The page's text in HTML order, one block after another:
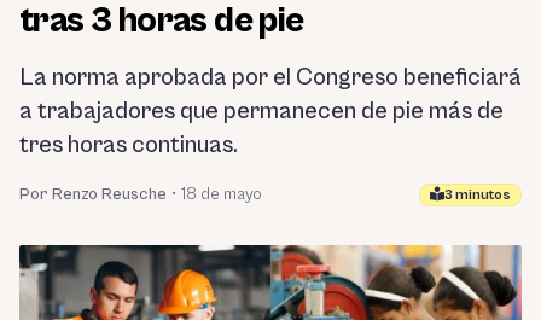
tras 3 horas de pie
La norma aprobada por el Congreso beneficiará
a trabajadores que permanecen de pie más de
tres horas continuas.
Por Renzo Reusche • 18 de mayo 3 minutos